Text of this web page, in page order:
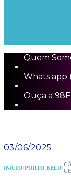
Quem
Whats app
Ouça a
03/06/2025
INÍCIO›PORTO BELO›